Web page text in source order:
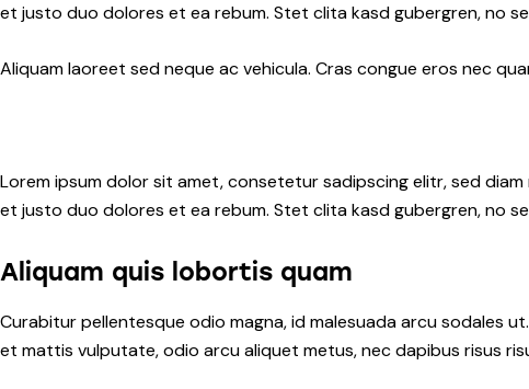
et justo duo dolores et ea rebum. Stet clita kasd gubergren, no
Aliquam laoreet sed neque ac vehicula. Cras congue eros nec
Lorem ipsum dolor sit amet, consetetur sadipscing elitr, sed
et justo duo dolores et ea rebum. Stet clita kasd gubergren, no
Aliquam quis lobortis quam
Curabitur pellentesque odio magna, id malesuada arcu sodales
et mattis vulputate, odio arcu aliquet metus, nec dapibus risus